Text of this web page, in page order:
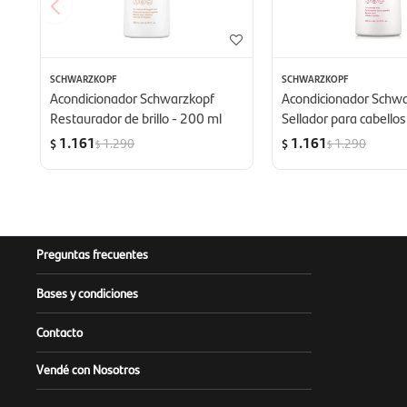
SCHWARZKOPF
Acondicionador Schwarzkopf
Restaurador de brillo - 200 ml
$ 1.161$1.290
SCHWARZKOPF
Acondicionador
Sellador para
- 200 ml
$ 1.161$1.290
Preguntas frecuentes
Bases y condiciones
Contacto
Vendé con Nosotros